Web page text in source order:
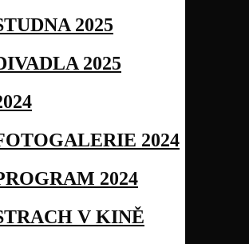
2025
2025
2024
2024
V KINĚ